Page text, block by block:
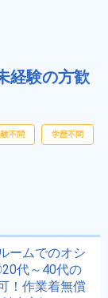
経験の方歓
不問 学歴不問
ームでのオシ
代～40代の
！作業着無償